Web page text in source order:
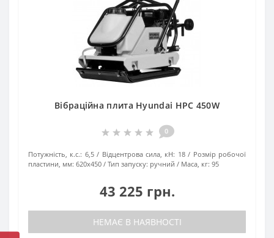
Вібраційна плита Hyundai HPC 450W
0
Потужність, к.с.: 6,5 Відцентрова сила, кН: 18
Розмір робочої
пластини, мм: 620х450 Тип запуску: ручний Маса, кг: 95
43 225 грн.
НЕМАЄ В НАЯВНОСТІ